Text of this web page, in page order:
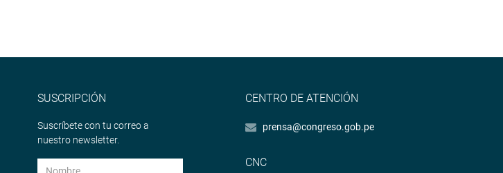
SUSCRIPCIÓN
Suscríbete con tu correo a
nuestro newsletter.
CENTRO DE ATENCIÓN
prensa@congreso.gob.pe
CNC